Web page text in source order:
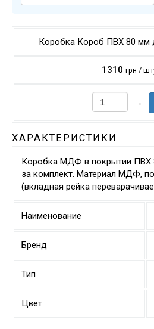
Коробка Короб ПВХ 80 мм
1310 грн /
→
ХАРАКТЕРИСТИКИ
Коробка МДФ в покрытии ПВХ
за комплект. Материал МДФ,
(вкладная рейка
Наименование
Бренд
Тип
Цвет